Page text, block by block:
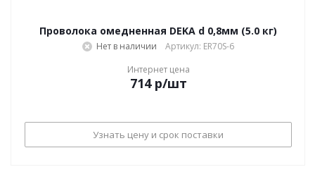
Проволока омедненная DEKA d 0,8мм (5.0 кг)
Нет в наличии
Артикул: ER70S-6
Интернет цена
714р/шт
Узнать цену и срок поставки